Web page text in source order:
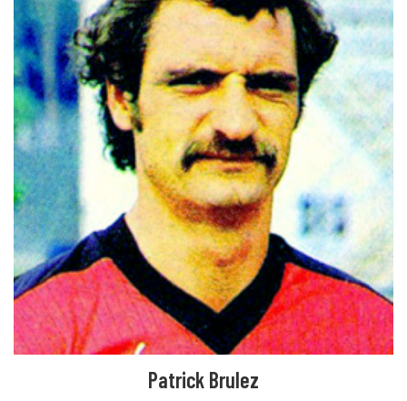
Patrick Brulez